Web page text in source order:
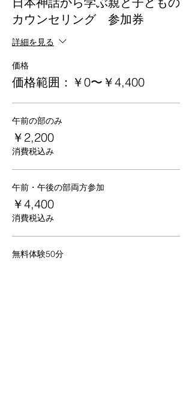
カウンセリング 参加券
詳細を見る
価格
価格範囲：￥0〜￥4,400
午前の部のみ
￥2,200
消費税込み
午前・午後の部両方参加
￥4,400
消費税込み
無料体験50分